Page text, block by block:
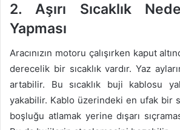
2. Aşırı Sıcaklık
Yapması
Aracınızın motoru çalışırken kaput
derecelik bir sıcaklık vardır. Yaz
artabilir. Bu sıcaklık buji kablosu
yakabilir. Kablo üzerindeki en ufak bir
boşluğu atlamak yerine dışarı